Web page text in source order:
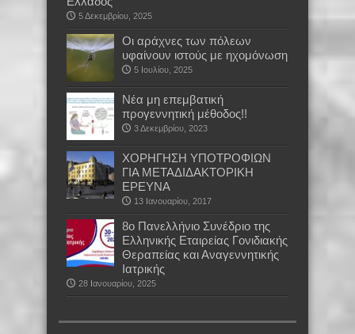
5 Δεκεμβρίου, 2025
Οι αράχνες των πόλεων
υφαίνουν ιστούς με ηχομόνωση
5 Ιουλίου, 2025
Νέα μη επεμβατική
προγεννητική μέθοδος!!
3 Δεκεμβρίου, 2023
ΧΟΡΗΓΗΣΗ ΥΠΟΤΡΟΦΙΩΝ
ΓΙΑ ΜΕΤΑΔΙΔΑΚΤΟΡΙΚΗ
ΕΡΕΥΝΑ
13 Ιανουαρίου, 2017
8ο Πανελλήνιο Συνέδριο της
Ελληνικής Εταιρείας Γονιδιακής
Θεραπείας και Αναγεννητικής
Ιατρικής
28 Ιανουαρίου, 2025